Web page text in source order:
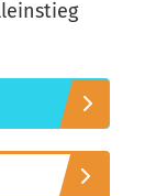
Wissen von Vero
Hallo, ich bin Vero